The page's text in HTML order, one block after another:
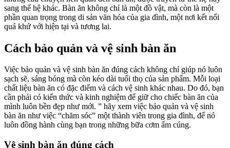
sang thế hệ khác. Bàn ăn không chỉ là một đồ vật, mà còn là một
phần quan trọng trong di sản văn hóa của gia đình, một nơi kết nối
quá khứ với hiện tại và tương lai.
Cách bảo quản và vệ sinh bàn ăn
Việc bảo quản và vệ sinh bàn ăn đúng cách không chỉ giúp nó luôn
sạch sẽ, sáng bóng mà còn kéo dài tuổi thọ của sản phẩm. Mỗi loại
chất liệu bàn ăn có đặc điểm và cách vệ sinh khác nhau. Do đó, bạn
cần phải có kiến thức và kinh nghiệm để giữ cho chiếc bàn ăn của
mình luôn bền đẹp như mới. ” hãy xem việc bảo quản và vệ sinh
bàn ăn như việc “chăm sóc” một thành viên trong gia đình, để nó
luôn đồng hành cùng bạn trong những bữa cơm ấm cúng.
Vệ sinh bàn ăn đúng cách